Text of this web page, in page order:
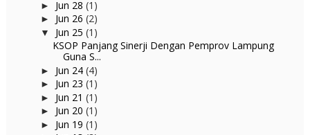
► Jun 28 (1)
► Jun 26 (2)
▼ Jun 25 (1)
KSOP Panjang Sinerji Dengan Pemprov Lampung
Guna S...
► Jun 24 (4)
► Jun 23 (1)
► Jun 21 (1)
► Jun 20 (1)
► Jun 19 (1)